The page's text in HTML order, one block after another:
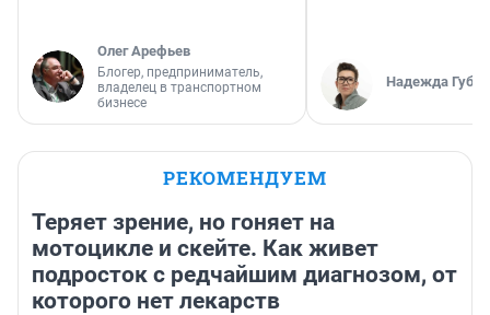
Олег Арефьев
Блогер, предприниматель,
владелец в транспортном
бизнесе
Надежда
РЕКОМЕНДУЕМ
Теряет зрение, но гоняет на
мотоцикле и скейте. Как живет
подросток с редчайшим диагнозом, от
которого нет лекарств